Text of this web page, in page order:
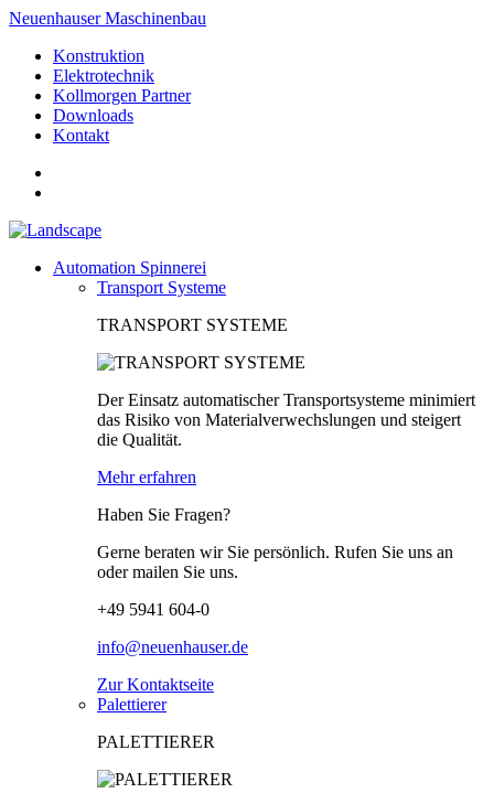
Neuenhauser Maschinenbau
Konstruktion
Elektrotechnik
Kollmorgen Partner
Downloads
Kontakt
Automation Spinnerei
Transport Systeme
TRANSPORT SYSTEME
Der Einsatz automatischer Transportsysteme minimiert
das Risiko von Materialverwechslungen und steigert
die Qualität.
Mehr erfahren
Haben Sie Fragen?
Gerne beraten wir Sie persönlich. Rufen Sie uns an
oder mailen Sie uns.
+49 5941 604-0
info@neuenhauser.de
Zur Kontaktseite
Palettierer
PALETTIERER